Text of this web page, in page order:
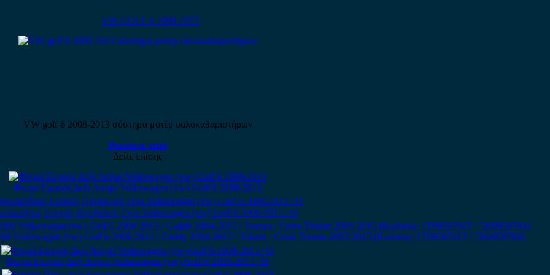
VW GOLF 6 2008-2013
VW golf 6 2008-2013 σύστημα μοτέρ υαλοκαθαριστήρων
Ρωτήστε τιμή
Δείτε επίσης
Φτερό Εμπρός Δεξί Ασημί Volkswagen (vw) Golf 6 2008-2013
Εμπρός Προβολείς Γκρι Volkswagen (vw) Golf 6 2008-2013 / Θ
Volkswagen (vw) Golf 6 2008-2013 / Caddy 2004-2015 / Touran / Cross Touran 2003-2015 (Κωδικός: 1T0959701T / 5K0959793)
Φτερό Εμπρός Δεξί Ασημί Volkswagen (vw) Golf 6 2008-2013 / Θ